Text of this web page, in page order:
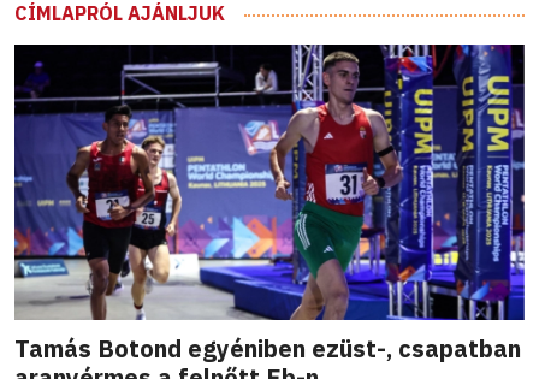
CÍMLAPRÓL AJÁNLJUK
Tamás Botond egyéniben ezüst-, csapatban